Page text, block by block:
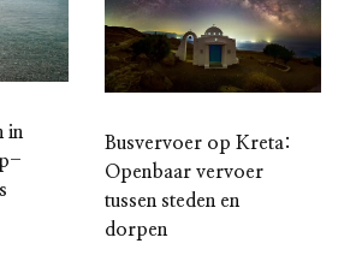
in
Busvervoer op Kreta:
Openbaar vervoer
tussen steden en
dorpen